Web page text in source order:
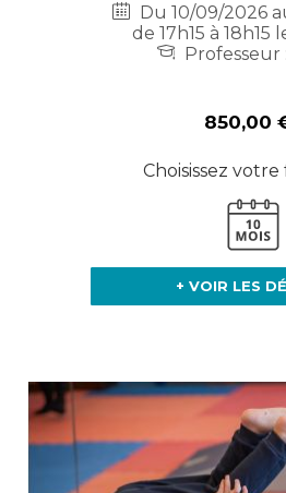
Du 10/09/2026
de 17h15 à 18h15
Professeur :
850,00
Choisissez
+ VOIR LES